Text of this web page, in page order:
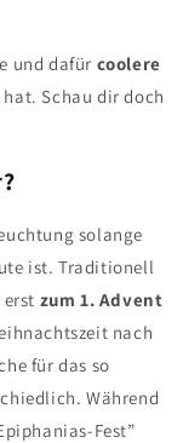
und dafür coolere
Schau dir doch
solange
ist. Traditionell
zum 1. Advent
nach
für das so
Während
Fest”